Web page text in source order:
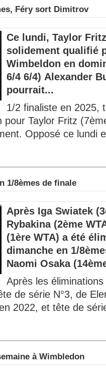
Féry sort Dimitrov
Ce lundi, Taylor
solidement qualifié
Wimbeldon en
6/4 6/4) Alexander
pourrait...
1/2 finaliste en 2025,
Taylor Fritz
Opposé ce lundi
1/8èmes de finale
Après Iga Swiatek
Rybakina (2ème
(1ère WTA) a été
dimanche en 1/
Naomi Osaka
Après les
de série N°3, de
2022, et tête de
à Wimbledon